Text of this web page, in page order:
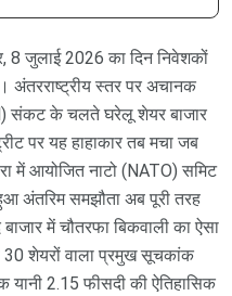
8 जुलाई 2026 का दिन निवेशकों
स्तर पर अचानक
संकट के चलते घरेलू शेयर बाजार
पर यह हाहाकार तब मचा जब
में आयोजित नाटो (NATO) समिट
अंतरिम समझौता अब पूरी तरह
में चौतरफा बिकवाली का ऐसा
शेयरों वाला प्रमुख सूचकांक
2.15 फीसदी की ऐतिहासिक